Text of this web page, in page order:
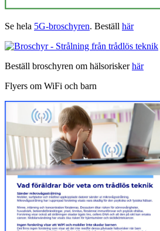
Se hela 5G-broschyren. Beställ här
Beställ broschyren om hälsoriskerhär
Flyers om WiFi och barn